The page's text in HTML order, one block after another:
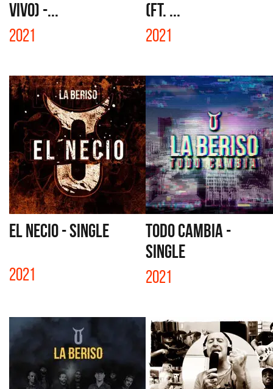
VIVO) -...
2021
(FT. ...
2021
EL NECIO - SINGLE
2021
TODO CAMBIA -
SINGLE
2021